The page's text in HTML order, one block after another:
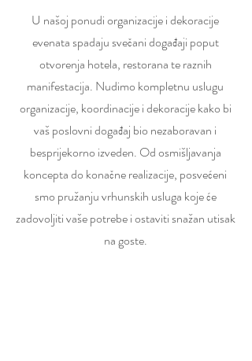
U našoj ponudi organizacije i dekoracije
evenata spadaju svečani događaji poput
otvorenja hotela, restorana te raznih
manifestacija. Nudimo kompletnu uslugu
organizacije, koordinacije i dekoracije kako bi
vaš poslovni događaj bio nezaboravan i
besprijekorno izveden. Od osmišljavanja
koncepta do konačne realizacije, posvećeni
smo pružanju vrhunskih usluga koje će
zadovoljiti vaše potrebe i ostaviti snažan utisak
na goste.